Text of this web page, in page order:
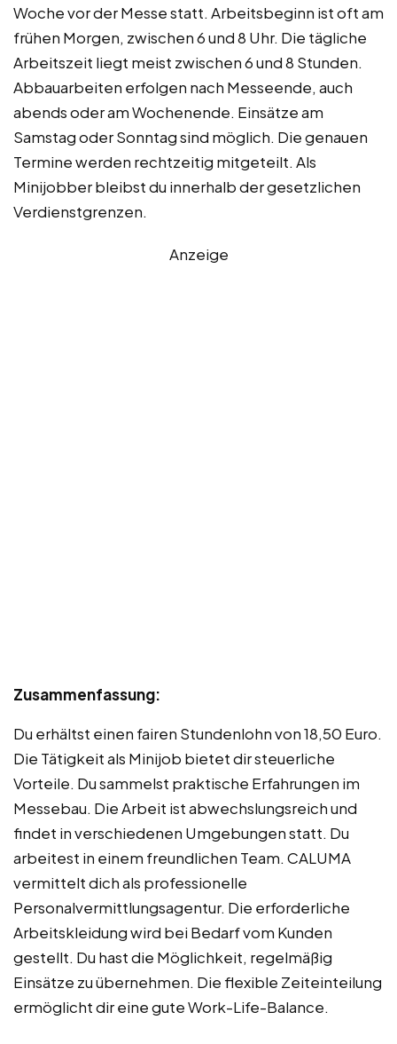
Woche vor der Messe statt. Arbeitsbeginn ist oft am
frühen Morgen, zwischen 6 und 8 Uhr. Die tägliche
Arbeitszeit liegt meist zwischen 6 und 8 Stunden.
Abbauarbeiten erfolgen nach Messeende, auch
abends oder am Wochenende. Einsätze am
Samstag oder Sonntag sind möglich. Die genauen
Termine werden rechtzeitig mitgeteilt. Als
Minijobber bleibst du innerhalb der gesetzlichen
Verdienstgrenzen.
Anzeige
Zusammenfassung:
Du erhältst einen fairen Stundenlohn von 18,50 Euro.
Die Tätigkeit als Minijob bietet dir steuerliche
Vorteile. Du sammelst praktische Erfahrungen im
Messebau. Die Arbeit ist abwechslungsreich und
findet in verschiedenen Umgebungen statt. Du
arbeitest in einem freundlichen Team. CALUMA
vermittelt dich als professionelle
Personalvermittlungsagentur. Die erforderliche
Arbeitskleidung wird bei Bedarf vom Kunden
gestellt. Du hast die Möglichkeit, regelmäßig
Einsätze zu übernehmen. Die flexible Zeiteinteilung
ermöglicht dir eine gute Work-Life-Balance.